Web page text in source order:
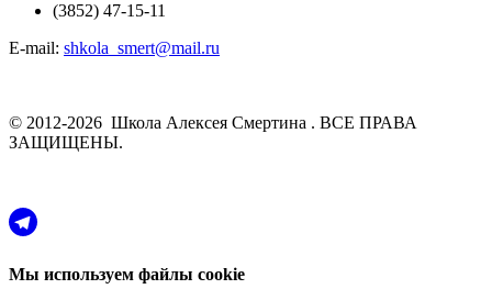
(3852) 47-15-11
E-mail: shkola_smert@mail.ru
© 2012-2026 Школа Алексея Смертина . ВСЕ ПРАВА
ЗАЩИЩЕНЫ.
Мы используем файлы cookie